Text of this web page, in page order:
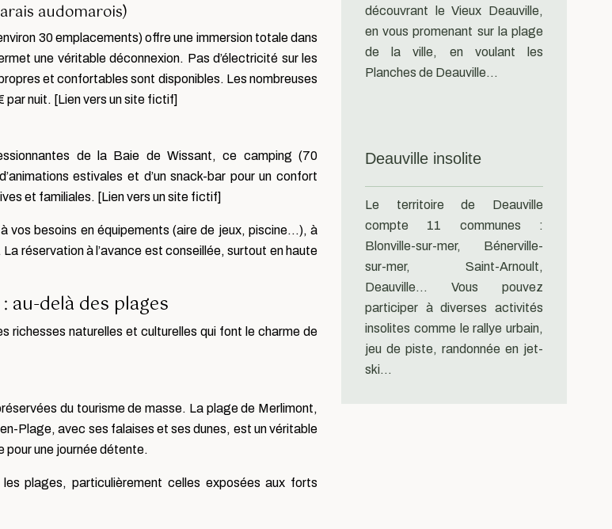
audomarois)
30 emplacements) offre une immersion totale dans
une véritable déconnexion. Pas d’électricité sur les
et confortables sont disponibles. Les nombreuses
par nuit. [Lien vers un site fictif]
de la Baie de Wissant, ce camping (70
estivales et d’un snack-bar pour un confort
et familiales. [Lien vers un site fictif]
vos besoins en équipements (aire de jeux, piscine…), à
réservation à l’avance est conseillée, surtout en haute
au-delà des plages
richesses naturelles et culturelles qui font le charme de
du tourisme de masse. La plage de Merlimont,
Plage, avec ses falaises et ses dunes, est un véritable
une journée détente.
plages, particulièrement celles exposées aux forts
découvrant le Vieux Deauville,
en vous promenant sur la plage
de la ville, en voulant les
Planches de Deauville…
Deauville insolite
Le territoire de Deauville
compte 11 communes :
Blonville-sur-mer, Bénerville-
sur-mer, Saint-Arnoult,
Deauville… Vous pouvez
participer à diverses activités
insolites comme le rallye urbain,
jeu de piste, randonnée en jet-
ski…